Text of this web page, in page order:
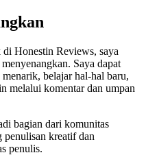
di Honestin Reviews, saya
Saya dapat
belajar hal-hal baru,
melalui komentar dan umpan
bagian dari komunitas
kreatif dan
penulis.